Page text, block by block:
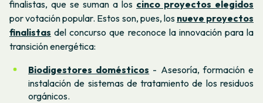
finalistas, que se suman a los cinco proyectos elegidos
por votación popular. Estos son, pues, los nueve proyectos
finalistas del concurso que reconoce la innovación para la
transición energética:
Biodigestores domésticos - Asesoría, formación e
instalación de sistemas de tratamiento de los residuos
orgánicos.